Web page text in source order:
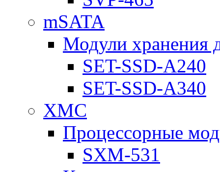
mSATA
Модули хранения
SET-SSD-A240
SET-SSD-A340
XMC
Процессорные
SXM-531